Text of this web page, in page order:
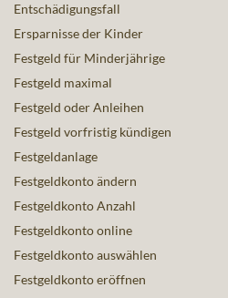
Entschädigungsfall
Ersparnisse der Kinder
Festgeld für Minderjährige
Festgeld maximal
Festgeld oder Anleihen
Festgeld vorfristig kündigen
Festgeldanlage
Festgeldkonto ändern
Festgeldkonto Anzahl
Festgeldkonto online
Festgeldkonto auswählen
Festgeldkonto eröffnen